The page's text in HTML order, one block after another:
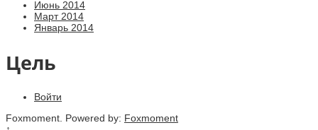
Июнь 2014
Март 2014
Январь 2014
Цель
Войти
Foxmoment. Powered by: Foxmoment